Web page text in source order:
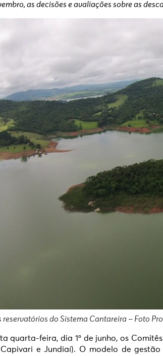
as decisões e avaliações sobre as
reservatórios do Sistema Cantareira – Foto
quarta-feira, dia 1º de junho, os
Capivari e Jundiaí). O modelo de